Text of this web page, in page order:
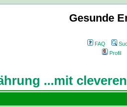
Gesunde
FAQ
Profil
...mit